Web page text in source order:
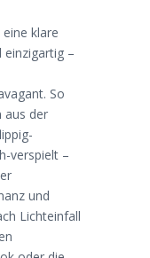
klare
–
So
aus der
verspielt –
und
Lichteinfall